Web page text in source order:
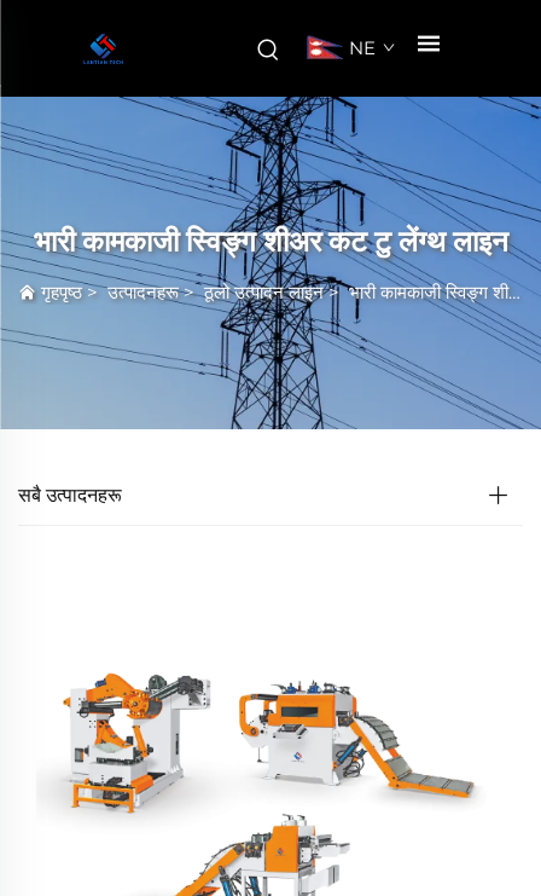
NE
भारी कामकाजी स्विङ्ग शीअर कट टु लेंग्थ लाइन
गृहपृष्ठ>उत्पादनहरू>ठूलो उत्पादन लाइन>भारी कामकाजी स्विङ्ग शीअर कट टु लेंग्थ लाइन
सबै उत्पादनहरू